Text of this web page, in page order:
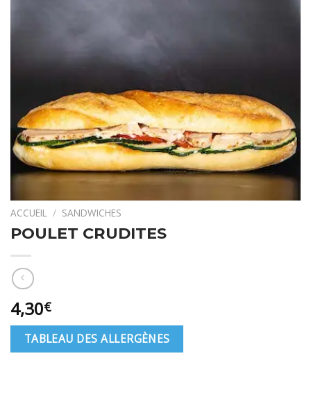
ACCUEIL / SANDWICHES
POULET CRUDITES
4,30€
TABLEAU DES ALLERGÈNES